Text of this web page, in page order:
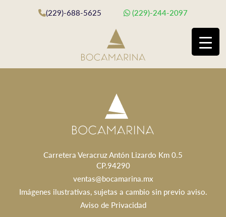
(229)-688-5625 (229)-244-2097
Carretera Veracruz Antón Lizardo Km 0.5
CP.94290
ventas@bocamarina.mx
Imágenes ilustrativas, sujetas a cambio sin previo aviso.
Aviso de Privacidad